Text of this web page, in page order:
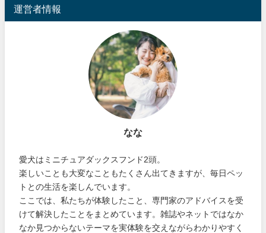
運営者情報
なな
愛犬はミニチュアダックスフンド2頭。
楽しいことも大変なこともたくさん出てきますが、毎日ペッ
トとの生活を楽しんでいます。
ここでは、私たちが体験したこと、専門家のアドバイスを受
けて解決したことをまとめています。雑誌やネットではなか
なか見つからないテーマを実体験を交えながらわかりやすく